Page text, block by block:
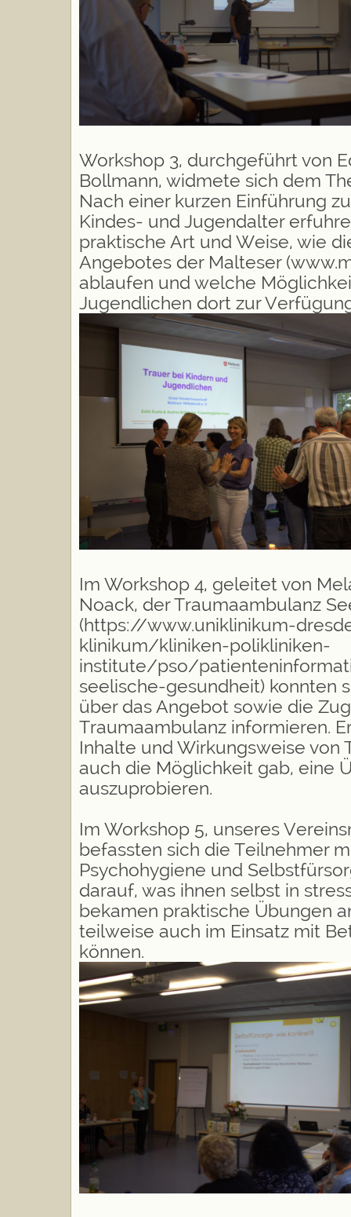
Workshop 3, durchgeführt von
Bollmann, widmete sich dem
Nach einer kurzen Einführung
Kindes- und Jugendalter
praktische Art und Weise, wie
Angebotes der Malteser
ablaufen und welche
Jugendlichen dort zur
Im Workshop 4, geleitet von
Noack, der Traumaambulanz
(https://www.uniklinikum-
klinikum/kliniken-polikliniken-
institute/pso/
seelische-gesundheit) konnten
über das Angebot sowie die
Traumaambulanz informieren.
Inhalte und Wirkungsweise von
auch die Möglichkeit gab, eine
auszuprobieren.
Im Workshop 5, unseres
befassten sich die Teilnehmer
Psychohygiene und
darauf, was ihnen selbst in
bekamen praktische Übungen
teilweise auch im Einsatz mit
können.